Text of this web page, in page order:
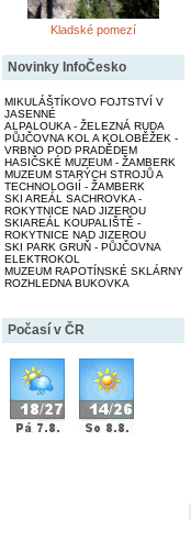
Kladské pomezí
Novinky InfoČesko
MIKULÁŠTÍKOVO FOJTSTVÍ V
JASENNÉ
ALPALOUKA - ŽELEZNÁ RUDA
PŮJČOVNA KOL A KOLOBĚŽEK -
VRBNO POD PRADĚDEM
HASIČSKÉ MUZEUM - ŽAMBERK
MUZEUM STARÝCH STROJŮ A
TECHNOLOGIÍ - ŽAMBERK
SKI AREÁL SACHROVKA -
ROKYTNICE NAD JIZEROU
SKIAREÁL KOUPALIŠTĚ -
ROKYTNICE NAD JIZEROU
SKI PARK GRUŇ - PŮJČOVNA
ELEKTROKOL
MUZEUM RAPOTÍNSKÉ SKLÁRNY
ROZHLEDNA BUKOVKA
Počasí v ČR